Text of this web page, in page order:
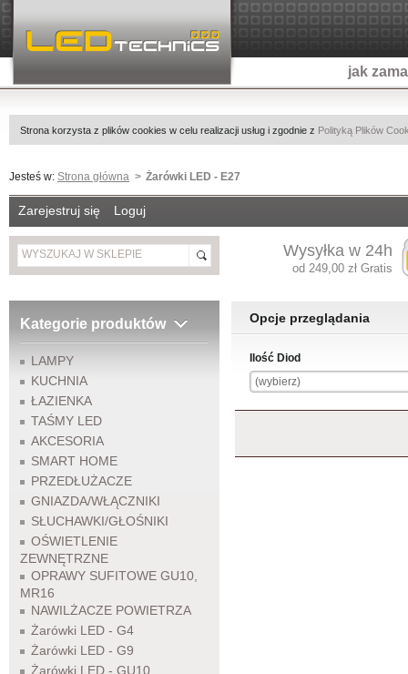
jak
Strona korzysta z plików cookies w celu realizacji usług i zgodnie z Polityką Plików
Jesteś w: Strona główna Żarówki LED - E27
Zarejestruj się Loguj
Wysyłka w 24h
od 249,00 zł Gratis
Kategorie produktów
LAMPY
KUCHNIA
ŁAZIENKA
TAŚMY LED
AKCESORIA
SMART HOME
PRZEDŁUŻACZE
GNIAZDA/WŁĄCZNIKI
SŁUCHAWKI/GŁOŚNIKI
OŚWIETLENIE
ZEWNĘTRZNE
OPRAWY SUFITOWE GU10,
MR16
NAWILŻACZE POWIETRZA
Żarówki LED - G4
Żarówki LED - G9
Żarówki LED - GU10
Opcje przeglądania
Ilość Diod
(wybierz)